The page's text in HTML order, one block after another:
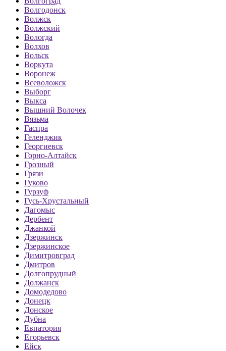
Волгодонск
Волжск
Волжский
Вологда
Волхов
Вольск
Воркута
Воронеж
Всеволожск
Выборг
Выкса
Вышний Волочек
Вязьма
Гаспра
Геленджик
Георгиевск
Горно-Алтайск
Грозный
Грязи
Гуково
Гурзуф
Гусь-Хрустальный
Дагомыс
Дербент
Джанкой
Дзержинск
Дзержинское
Димитровград
Дмитров
Долгопрудный
Должанск
Домодедово
Донецк
Донское
Дубна
Евпатория
Егорьевск
Ейск